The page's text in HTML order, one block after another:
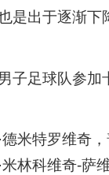
是出于逐渐下
子足球队参加
米特罗维奇
林科维奇-萨维